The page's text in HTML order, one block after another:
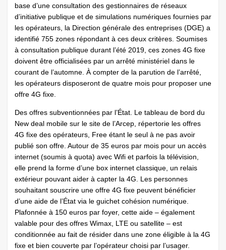
base d’une consultation des gestionnaires de réseaux
d’initiative publique et de simulations numériques fournies par
les opérateurs, la Direction générale des entreprises (DGE) a
identifié 755 zones répondant à ces deux critères. Soumises
à consultation publique durant l’été 2019, ces zones 4G fixe
doivent être officialisées par un arrêté ministériel dans le
courant de l’automne. À compter de la parution de l’arrêté,
les opérateurs disposeront de quatre mois pour proposer une
offre 4G fixe.
Des offres subventionnées par l’État. Le tableau de bord du
New deal mobile sur le site de l’Arcep, répertorie les offres
4G fixe des opérateurs, Free étant le seul à ne pas avoir
publié son offre. Autour de 35 euros par mois pour un accès
internet (soumis à quota) avec Wifi et parfois la télévision,
elle prend la forme d’une box internet classique, un relais
extérieur pouvant aider à capter la 4G. Les personnes
souhaitant souscrire une offre 4G fixe peuvent bénéficier
d’une aide de l’État via le guichet cohésion numérique.
Plafonnée à 150 euros par foyer, cette aide – également
valable pour des offres Wimax, LTE ou satellite – est
conditionnée au fait de résider dans une zone éligible à la 4G
fixe et bien couverte par l’opérateur choisi par l’usager.